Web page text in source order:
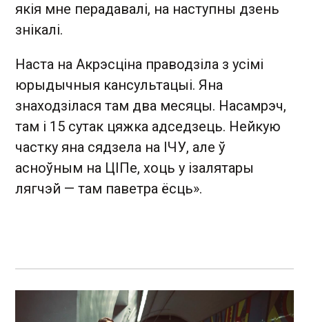
якія мне перадавалі, на наступны дзень
знікалі.
Наста на Акрэсціна праводзіла з усімі
юрыдычныя кансультацыі. Яна
знаходзілася там два месяцы. Насамрэч,
там і 15 сутак цяжка адседзець. Нейкую
частку яна сядзела на ІЧУ, але ў
асноўным на ЦІПе, хоць у ізалятары
лягчэй — там паветра ёсць».